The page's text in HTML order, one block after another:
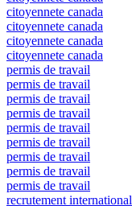
citoyennete canada
citoyennete canada
citoyennete canada
citoyennete canada
permis de travail
permis de travail
permis de travail
permis de travail
permis de travail
permis de travail
permis de travail
permis de travail
permis de travail
recrutement international